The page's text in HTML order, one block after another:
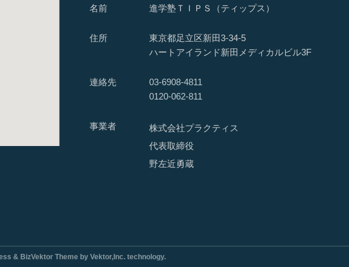
名前 進学塾ＴＩＰＳ（ティップス）
住所
東京都足立区新田3-34-5
ハートアイランド新田メディカルビル3F
連絡先
03-6908-4811
0120-062-811
事業者
株式会社プラクティス
代表取締役
野左近勇蔵
& BizVektor Theme by Vektor,Inc. technology.